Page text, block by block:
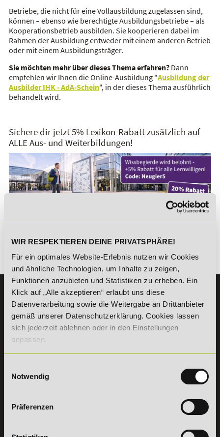
WIR RESPEKTIEREN DEINE PRIVATSPHÄRE!
Für ein optimales Website-Erlebnis nutzen wir Cookies
und ähnliche Technologien, um Inhalte zu zeigen,
Funktionen anzubieten und Statistiken zu erheben. Ein
Klick auf „Alle akzeptieren“ erlaubt uns diese
Datenverarbeitung sowie die Weitergabe an Drittanbieter
gemäß unserer Datenschutzerklärung. Cookies lassen
sich jederzeit ablehnen oder in den Einstellungen
anpassen.
Notwendig
Präferenzen
Betriebe, die nicht für eine Vollausbildung zugelassen sind,
können – ebenso wie berechtigte Ausbildungsbetriebe – als
Kooperationsbetrieb ausbilden. Sie kooperieren dabei im
Rahmen der Ausbildung entweder mit einem anderen Betrieb
oder mit einem Ausbildungsträger.
Sie möchten mehr über dieses Thema erfahren?Dann
empfehlen wir Ihnen die Online-Ausbildung "Ausbildung der
Ausbilder IHK - AdA-Schein", in der dieses Thema ausführlich
behandelt wird.
Sichere dir jetzt 5% Lexikon-Rabatt zusätzlich auf
ALLE Aus- und Weiterbildungen!
*Der Rabattcode "NEUGIER5" ist mit weiteren Rabatten
kombinierbar. Wir informieren dich gern.
Es gibt keine Einträge mit diesem Anfangsbuchstaben.
KONTAKT
07191 - 22986 - 0
+49 (0) 7191 9513203
DeLSt GmbH - Deutsches eLearning Studieninstitut
Aus dem Ausland:
Erreichbarkeit: